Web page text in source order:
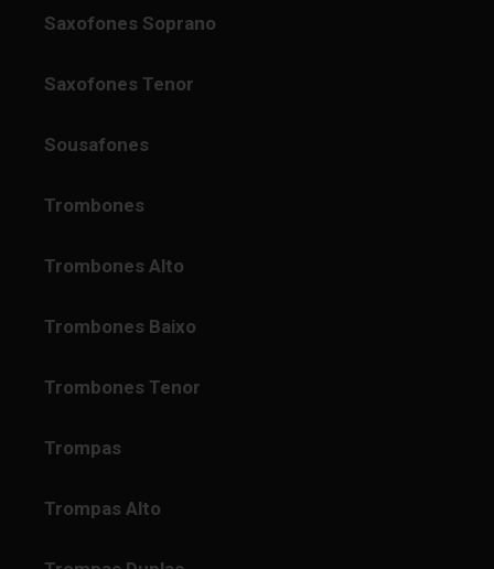
Saxofones Soprano
Saxofones Tenor
Sousafones
Trombones
Trombones Alto
Trombones Baixo
Trombones Tenor
Trompas
Trompas Alto